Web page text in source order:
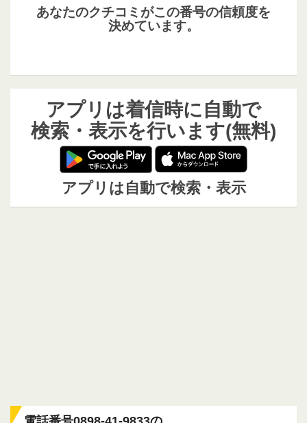
あなたのクチコミがこの番号の信頼度を
決めています。
アプリは着信時に自動で
検索・表示を行います(無料)
アプリは自動で検索・表示